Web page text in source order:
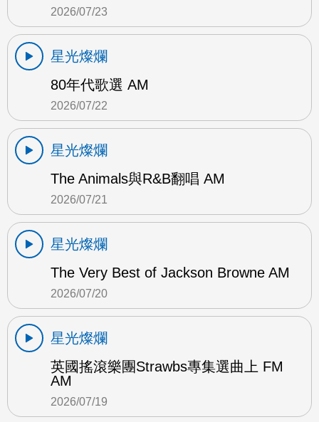
2026/07/23
星光燦爛
80年代歌選 AM
2026/07/22
星光燦爛
The Animals與R&B翻唱 AM
2026/07/21
星光燦爛
The Very Best of Jackson Browne AM
2026/07/20
星光燦爛
英國搖滾樂團Strawbs專集選曲上 FM
AM
2026/07/19